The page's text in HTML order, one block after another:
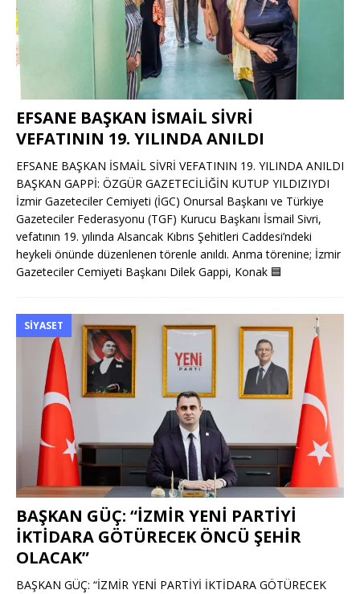
EFSANE BAŞKAN İSMAİL SİVRİ
VEFATININ 19. YILINDA ANILDI
EFSANE BAŞKAN İSMAİL SİVRİ VEFATININ 19. YILINDA ANILDI
BAŞKAN GAPPİ: ÖZGÜR GAZETECİLİĞİN KUTUP YILDIZIYDI
İzmir Gazeteciler Cemiyeti (İGC) Onursal Başkanı ve Türkiye
Gazeteciler Federasyonu (TGF) Kurucu Başkanı İsmail Sivri,
vefatının 19. yılında Alsancak Kıbrıs Şehitleri Caddesi’ndeki
heykeli önünde düzenlenen törenle anıldı. Anma törenine; İzmir
Gazeteciler Cemiyeti Başkanı Dilek Gappi, Konak 🟦
SIYASET
BAŞKAN GÜÇ: “İZMİR YENİ PARTİYİ
İKTİDARA GÖTÜRECEK ÖNCÜ ŞEHİR
OLACAK”
BAŞKAN GÜÇ: “İZMİR YENİ PARTİYİ İKTİDARA GÖTÜRECEK